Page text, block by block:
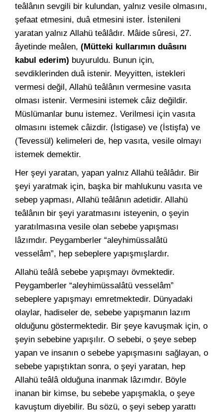
teâlânın sevgili bir kulundan, yalnız vesile olmasını,
şefaat etmesini, duâ etmesini ister. İstenileni
yaratan yalnız Allahü teâlâdır. Mâide sûresi, 27.
âyetinde meâlen, (Mütteki kullarımın duâsını
kabul ederim) buyuruldu. Bunun için,
sevdiklerinden duâ istenir. Meyyitten, istekleri
vermesi değil, Allahü teâlânın vermesine vasıta
olması istenir. Vermesini istemek câiz değildir.
Müslümanlar bunu istemez. Verilmesi için vasıta
olmasını istemek câizdir. (İstigase) ve (İstişfa) ve
(Tevessül) kelimeleri de, hep vasıta, vesile olmayı
istemek demektir.
Her şeyi yaratan, yapan yalnız Allahü teâlâdır. Bir
şeyi yaratmak için, başka bir mahlukunu vasıta ve
sebep yapması, Allahü teâlânın adetidir. Allahü
teâlânın bir şeyi yaratmasını isteyenin, o şeyin
yaratılmasına vesile olan sebebe yapışması
lâzımdır. Peygamberler “aleyhimüssalâtü
vesselâm”, hep sebeplere yapışmışlardır.
Allahü teâlâ sebebe yapışmayı övmektedir.
Peygamberler “aleyhimüssalâtü vesselâm”
sebeplere yapışmayı emretmektedir. Dünyadaki
olaylar, hadiseler de, sebebe yapışmanın lazım
olduğunu göstermektedir. Bir şeye kavuşmak için, o
şeyin sebebine yapışılır. O sebebi, o şeye sebep
yapan ve insanın o sebebe yapışmasını sağlayan, o
sebebe yapıştıktan sonra, o şeyi yaratan, hep
Allahü teâlâ olduğuna inanmak lâzımdır. Böyle
inanan bir kimse, bu sebebe yapışmakla, o şeye
kavuştum diyebilir. Bu sözü, o şeyi sebep yarattı